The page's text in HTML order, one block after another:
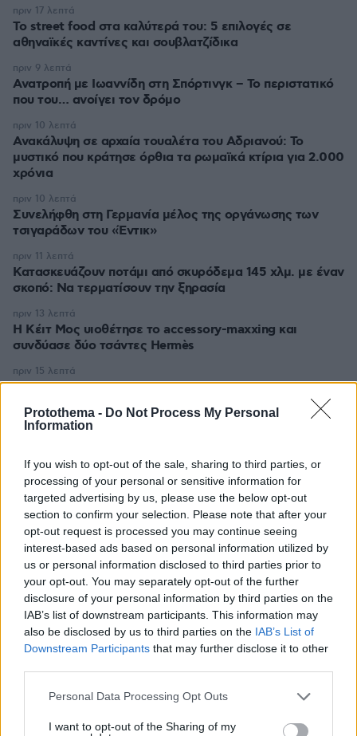
Protothema - Do Not Process My Personal
Information
If you wish to opt-out of the sale, sharing to third parties, or
processing of your personal or sensitive information for
targeted advertising by us, please use the below opt-out
section to confirm your selection. Please note that after your
opt-out request is processed you may continue seeing
interest-based ads based on personal information utilized by
us or personal information disclosed to third parties prior to
your opt-out. You may separately opt-out of the further
disclosure of your personal information by third parties on the
IAB’s list of downstream participants. This information may
also be disclosed by us to third parties on the IAB’s List of
Downstream Participants that may further disclose it to other
Please note that this website/app uses one or more Google
not limited to your visit or usage behaviour. You may click to
Personal Data Processing Opt Outs
I want to opt-out of the Sharing of my
Το street food στα καλύτερά του: 5 επιλογές σε
αθηναϊκές καντίνες και σουβλατζίδικα
πριν 17 λεπτά
Ανατροπή με Ιωαννίδη στη Σπόρτινγκ – Το περιστατικό
που του… ανοίγει τον δρόμο
πριν 9 λεπτά
Ανακάλυψη σε αρχαία τουαλέτα του Αδριανού: Το
μυστικό που κράτησε όρθια τα ρωμαϊκά κτίρια για 2.000
χρόνια
πριν 10 λεπτά
Συνελήφθη στη Γερμανία μέλος της οργάνωσης των
τσιγαράδων του «Έντικ»
πριν 10 λεπτά
Κατασκευάζουν ποτάμι από σκυρόδεμα 145 χλμ. με έναν
σκοπό: Να τερματίσουν την ξηρασία
πριν 11 λεπτά
Η Κέιτ Μος υιοθέτησε τo accessory-maxxing και
συνδύασε δύο τσάντες Hermès
πριν 13 λεπτά
Το λάθος που μπορεί να σου χαλάσει τις διακοπές
πριν 15 λεπτά
Συγκρίνουμε τα δύο πιο δημοφιλή ηλεκτρικά - Ποιο
πριν 15 λεπτά
Περιφέρεια Αττικής: Τα έξι συμπεράσματα για την
ψηφιακή μετάβαση των επιχειρήσεων - Χαρδαλιάς:
Στηρίζουμε τις παραγωγικές δυνάμεις
πριν 16 λεπτά
Άγριος καβγάς στη Θήβα: Ρομά πήρε το αυτοκίνητο και
άρχισε να εμβολίζει το ΙΧ ενός αλλοδαπού, δείτε βίντεο
πριν 16 λεπτά
ΔΕΙΤΕ ΟΛΕΣ ΤΙΣ ΕΙΔΗΣΕΙΣ
ΤΑ ΠΙΟ ΔΗΜΟΦΙΛΗ